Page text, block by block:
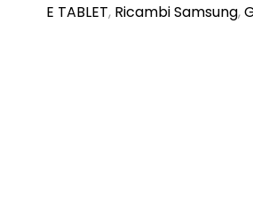
E TABLET, Ricambi Samsung,